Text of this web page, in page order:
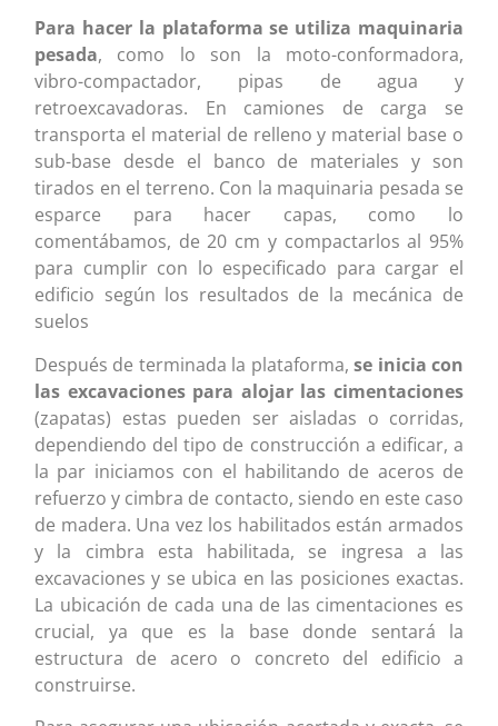
Para hacer la plataforma se utiliza maquinaria
pesada, como lo son la moto-conformadora,
vibro-compactador, pipas de agua y
retroexcavadoras. En camiones de carga se
transporta el material de relleno y material base o
sub-base desde el banco de materiales y son
tirados en el terreno. Con la maquinaria pesada se
esparce para hacer capas, como lo
comentábamos, de 20 cm y compactarlos al 95%
para cumplir con lo especificado para cargar el
edificio según los resultados de la mecánica de
suelos
Después de terminada la plataforma,se inicia con
las excavaciones para alojar las cimentaciones
(zapatas) estas pueden ser aisladas o corridas,
dependiendo del tipo de construcción a edificar, a
la par iniciamos con el habilitando de aceros de
refuerzo y cimbra de contacto, siendo en este caso
de madera. Una vez los habilitados están armados
y la cimbra esta habilitada, se ingresa a las
excavaciones y se ubica en las posiciones exactas.
La ubicación de cada una de las cimentaciones es
crucial, ya que es la base donde sentará la
estructura de acero o concreto del edificio a
construirse.